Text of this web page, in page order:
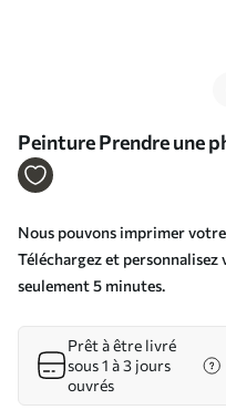
Peinture Prendre une
s33295
Nous pouvons imprimer
Téléchargez et
seulement 5 minutes.
Prêt à être livré
sous 1 à 3 jours
ouvrés